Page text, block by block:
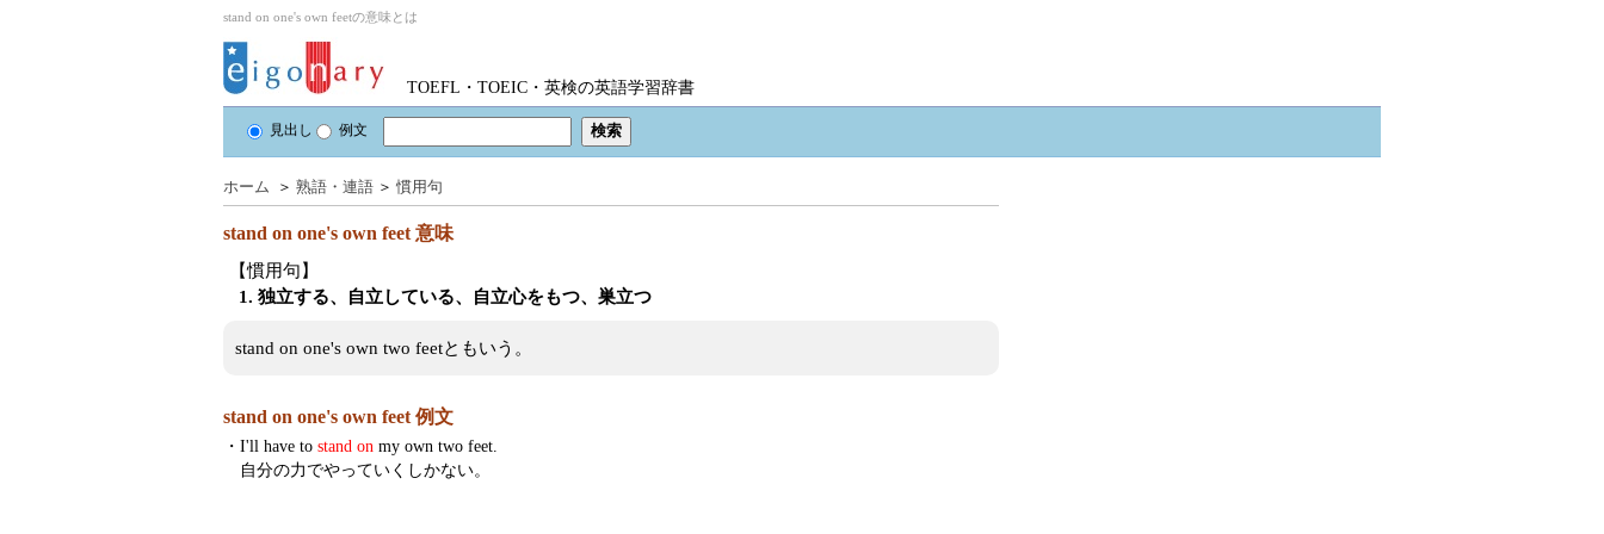
stand on one's own feetの意味とは
TOEFL・TOEIC・英検の英語学習辞書
見出し 例文
ホーム ＞ 熟語・連語 ＞ 慣用句
stand on one's own feet 意味
【慣用句】
1. 独立する、自立している、自立心をもつ、巣立つ
stand on one's own two feetともいう。
stand on one's own feet 例文
・ I'll have to stand on my own two feet.
自分の力でやっていくしかない。